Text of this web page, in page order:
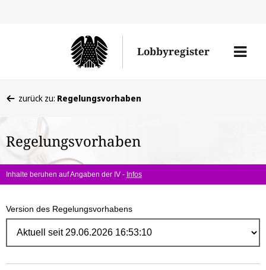
Lobbyregister
Menü
befinden
hier:
zurück zu: Regelungsvorhaben
Regelungsvorhaben
Inhalte beruhen auf Angaben der IV - Infos
Version des Regelungsvorhabens